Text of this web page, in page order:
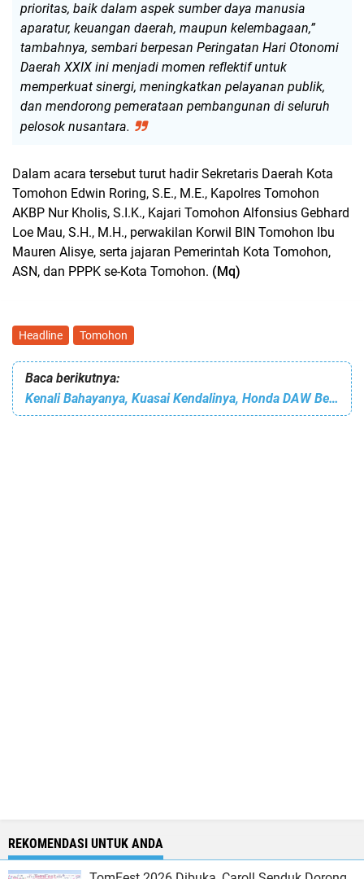
prioritas, baik dalam aspek sumber daya manusia
aparatur, keuangan daerah, maupun kelembagaan,”
tambahnya, sembari berpesan Peringatan Hari Otonomi
Daerah XXIX ini menjadi momen reflektif untuk
memperkuat sinergi, meningkatkan pelayanan publik,
dan mendorong pemerataan pembangunan di seluruh
pelosok nusantara.
Dalam acara tersebut turut hadir Sekretaris Daerah Kota
Tomohon Edwin Roring, S.E., M.E., Kapolres Tomohon
AKBP Nur Kholis, S.I.K., Kajari Tomohon Alfonsius Gebhard
Loe Mau, S.H., M.H., perwakilan Korwil BIN Tomohon Ibu
Mauren Alisye, serta jajaran Pemerintah Kota Tomohon,
ASN, dan PPPK se-Kota Tomohon. (Mq)
Headline Tomohon
Baca berikutnya:
Kenali Bahayanya, Kuasai Kendalinya, Honda DAW Beri Tips Aman Berkendara
REKOMENDASI UNTUK ANDA